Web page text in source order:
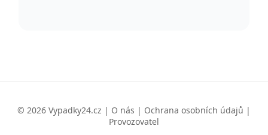
© 2026 Vypadky24.cz | O nás | Ochrana osobních údajů |
Provozovatel